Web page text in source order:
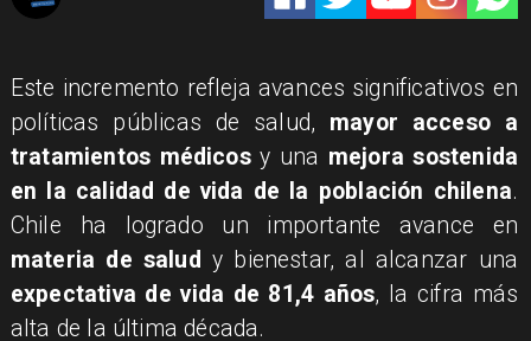
Este incremento refleja avances significativos en
políticas públicas de salud, mayor acceso a
tratamientos médicosy una mejora sostenida
en la calidad de vida de la población chilena.
Chile ha logrado un importante avance en
materia de salud y bienestar, al alcanzar una
expectativa de vida de 81,4 años, la cifra más
alta de la última década.